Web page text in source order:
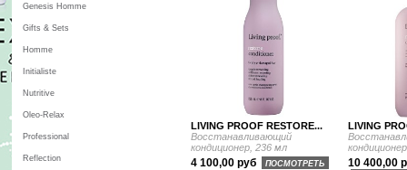
LIVING PROOF RESTORE...
Восстанавливающий
кондиционер, 236 мл
4 100,00 руб ПОСМОТРЕТЬ
LIVING
10 400,00
Genesis Homme
Gifts & Sets
Homme
Initialiste
Nutritive
Oleo-Relax
Professional
Reflection